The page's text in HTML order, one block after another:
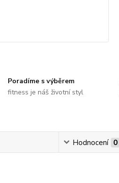
Poradíme s výběrem
fitness je náš životní styl
Hodnocení 0